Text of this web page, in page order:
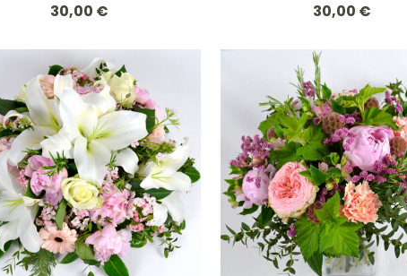
30,00 € 30,00 €